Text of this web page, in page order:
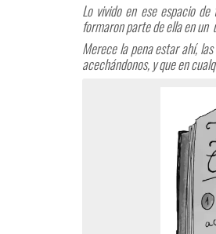
Lo vivido en ese espacio
formaron parte de ella en un
Merece la pena estar ahí,
acechándonos, y que en